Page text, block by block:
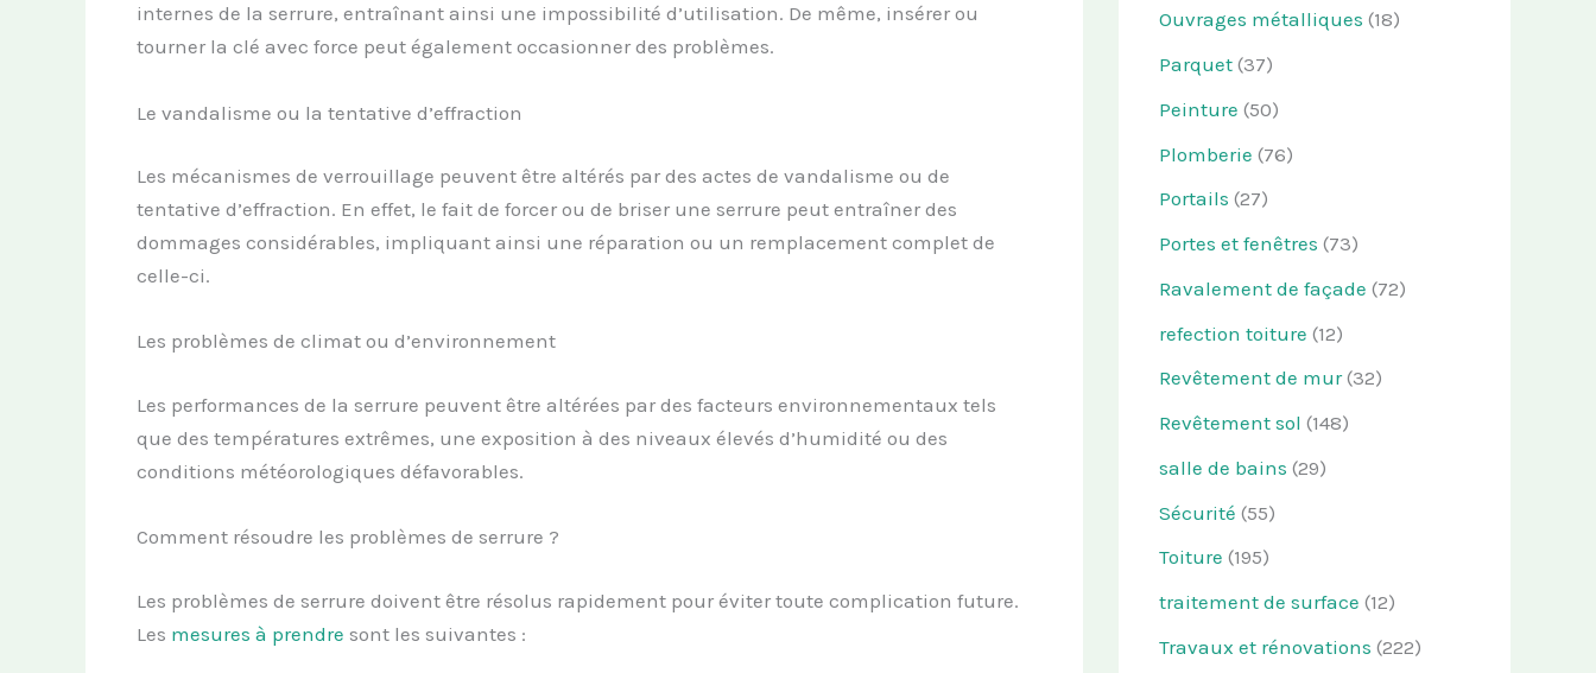
internes de la serrure, entraînant ainsi une impossibilité d’utilisation. De même, insérer ou
tourner la clé avec force peut également occasionner des problèmes.
Le vandalisme ou la tentative d’effraction
Les mécanismes de verrouillage peuvent être altérés par des actes de vandalisme ou de
tentative d’effraction. En effet, le fait de forcer ou de briser une serrure peut entraîner des
dommages considérables, impliquant ainsi une réparation ou un remplacement complet de
celle-ci.
Les problèmes de climat ou d’environnement
Les performances de la serrure peuvent être altérées par des facteurs environnementaux tels
que des températures extrêmes, une exposition à des niveaux élevés d’humidité ou des
conditions météorologiques défavorables.
Comment résoudre les problèmes de serrure ?
Les problèmes de serrure doivent être résolus rapidement pour éviter toute complication future.
Les mesures à prendre sont les suivantes :
Ouvrages métalliques (18)
Parquet (37)
Peinture (50)
Plomberie (76)
Portails (27)
Portes et fenêtres (73)
Ravalement de façade (72)
refection toiture (12)
Revêtement de mur(32)
Revêtement sol (148)
salle de bains (29)
Sécurité (55)
Toiture (195)
traitement de surface (12)
Travaux et rénovations (222)